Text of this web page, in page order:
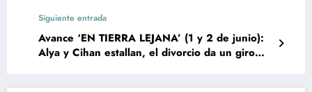
Siguiente entrada
Avance ‘EN TIERRA LEJANA’ (1 y 2 de junio):
Alya y Cihan estallan, el divorcio da un giro